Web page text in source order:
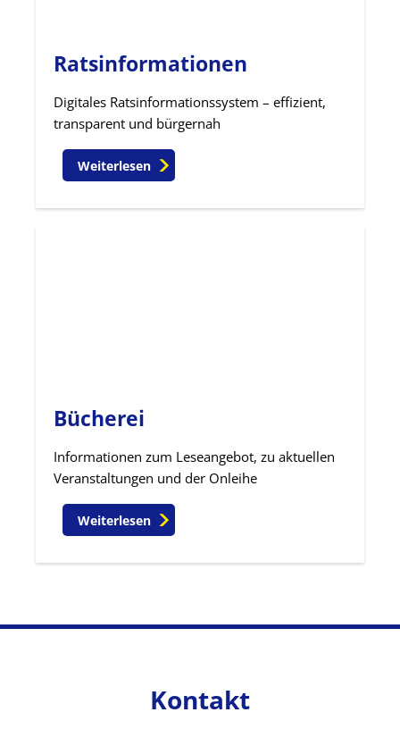
Ratsinformationen
Digitales Ratsinformationssystem – effizient,
transparent und bürgernah
Weiterlesen
Bücherei
Informationen zum Leseangebot, zu aktuellen
Veranstaltungen und der Onleihe
Weiterlesen
Kontakt